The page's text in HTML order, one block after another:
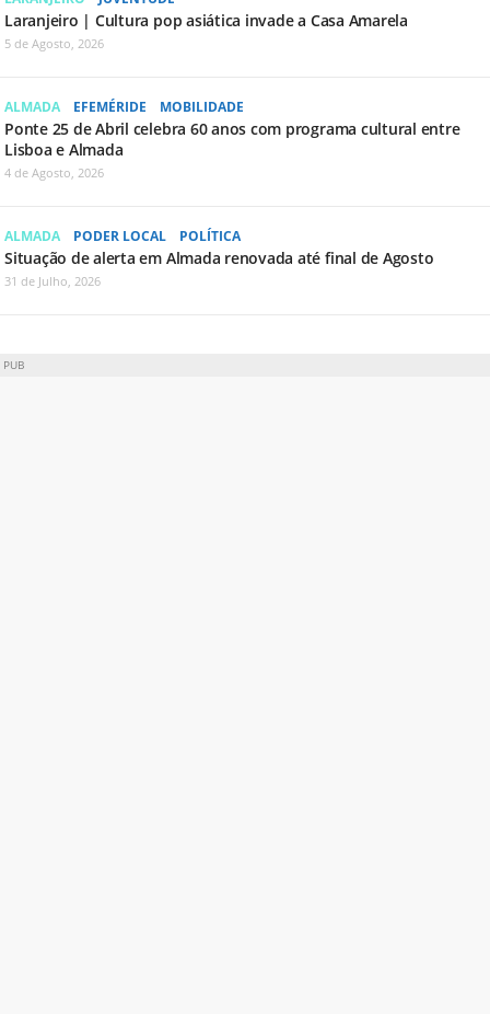
Laranjeiro | Cultura pop asiática invade a Casa Amarela
5 de Agosto, 2026
ALMADA EFEMÉRIDE MOBILIDADE
Ponte 25 de Abril celebra 60 anos com programa cultural entre
Lisboa e Almada
4 de Agosto, 2026
ALMADA PODER LOCAL POLÍTICA
Situação de alerta em Almada renovada até final de Agosto
31 de Julho, 2026
PUB